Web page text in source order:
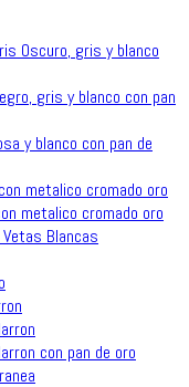
Oscuro, gris y blanco
gris y blanco con pan
y blanco con pan de
metalico cromado oro
metalico cromado oro
Blancas
con pan de oro